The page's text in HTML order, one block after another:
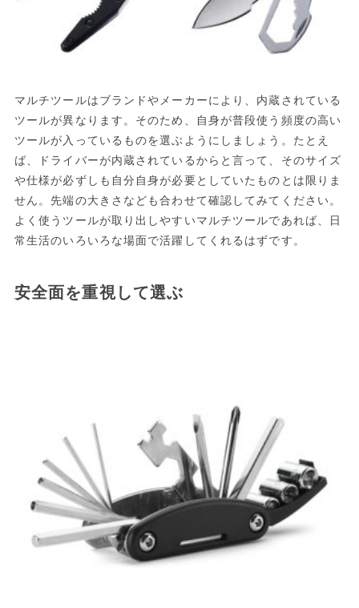
マルチツールはブランドやメーカーにより、内蔵されている
ツールが異なります。そのため、自身が普段使う頻度の高い
ツールが入っているものを選ぶようにしましょう。たとえ
ば、ドライバーが内蔵されているからと言って、そのサイズ
や仕様が必ずしも自分自身が必要としていたものとは限りま
せん。先端の大きさなども合わせて確認してみてください。
よく使うツールが取り出しやすいマルチツールであれば、日
常生活のいろいろな場面で活躍してくれるはずです。
安全面を重視して選ぶ